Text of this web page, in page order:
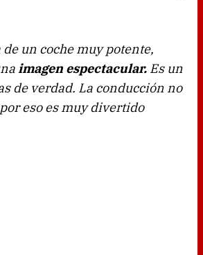
de un coche muy potente,
imagen espectacular. Es un
de verdad. La conducción no
eso es muy divertido